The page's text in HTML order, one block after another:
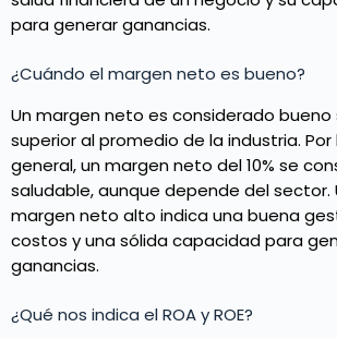
para generar ganancias.
¿Cuándo el margen neto es bueno?
Un margen neto es considerado bueno
superior al promedio de la industria. Por
general, un margen neto del 10% se
saludable, aunque depende del sector.
margen neto alto indica una buena
costos y una sólida capacidad para
ganancias.
¿Qué nos indica el ROA y ROE?